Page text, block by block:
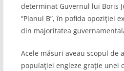
determinat Guvernul lui Boris
“Planul B”, în pofida opoziţiei
din majoritatea
Acele măsuri aveau scopul de
populaţiei engleze graţie unei